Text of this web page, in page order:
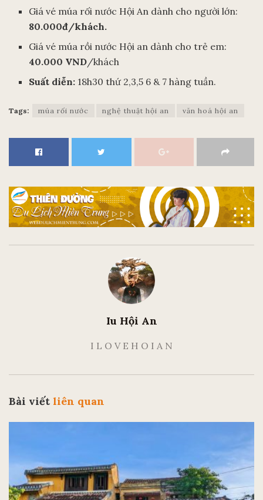
Giá vé múa rối nước Hội An dành cho người lớn:
80.000đ/khách.
Giá vé múa rồi nước Hội an dành cho trẻ em:
40.000 VND/khách
Suất diễn: 18h30 thứ 2,3,5 6 & 7 hàng tuần.
Tags: múa rối nước nghệ thuật hội an văn hoá hội an
Iu Hội An
I L O V E H O I A N
Bài viết liên quan